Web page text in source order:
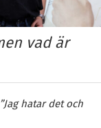
vad är
hatar det och